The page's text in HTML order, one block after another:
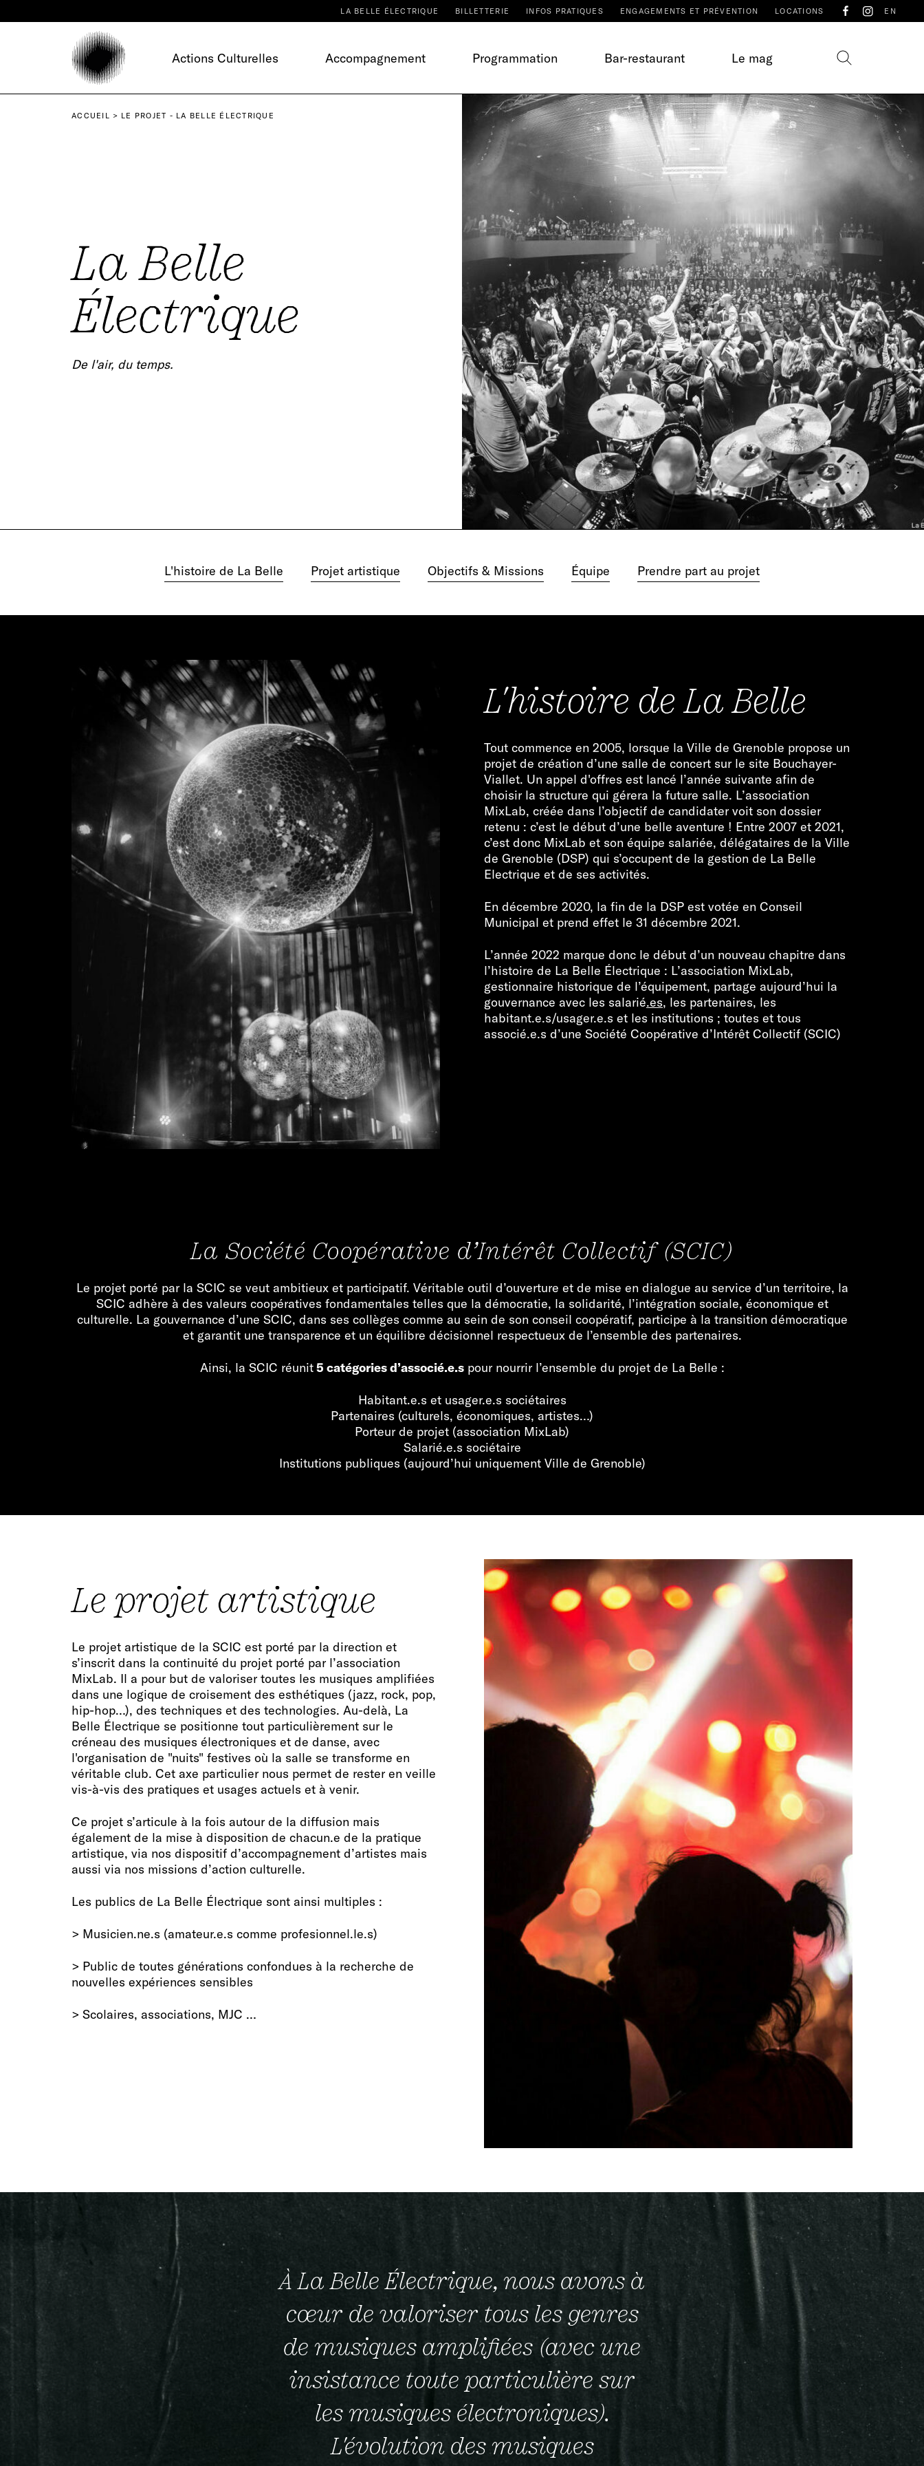
LA BELLE ÉLECTRIQUE BILLETTERIE INFOS PRATIQUES ENGAGEMENTS ET PRÉVENTION LOCATIONS EN
Actions Culturelles Accompagnement Programmation Bar-restaurant Le mag
ACCUEIL LE PROJET - LA BELLE ÉLECTRIQUE
La Belle
Électrique
De l'air, du temps.
L'histoire de La Belle Projet artistique Objectifs & Missions Équipe Prendre part au projet
L'histoire de La Belle
Tout commence en 2005, lorsque la Ville de Grenoble propose un
projet de création d’une salle de concert sur le site Bouchayer-
Viallet. Un appel d'offres est lancé l’année suivante afin de
choisir la structure qui gérera la future salle. L’association
MixLab, créée dans l’objectif de candidater voit son dossier
retenu : c’est le début d’une belle aventure ! Entre 2007 et 2021,
c’est donc MixLab et son équipe salariée, délégataires de la Ville
de Grenoble (DSP) qui s’occupent de la gestion de La Belle
Electrique et de ses activités.
En décembre 2020, la fin de la DSP est votée en Conseil
Municipal et prend effet le 31 décembre 2021.
L’année 2022 marque donc le début d’un nouveau chapitre dans
l’histoire de La Belle Électrique : L’association MixLab,
gestionnaire historique de l’équipement, partage aujourd’hui la
gouvernance avec les salarié.es, les partenaires, les
habitant.e.s/usager.e.s et les institutions ; toutes et tous
associé.e.s d’une Société Coopérative d’Intérêt Collectif (SCIC)
La Société Coopérative d’Intérêt Collectif (SCIC)
Le projet porté par la SCIC se veut ambitieux et participatif. Véritable outil d’ouverture et de mise en dialogue au service d’un territoire, la
SCIC adhère à des valeurs coopératives fondamentales telles que la démocratie, la solidarité, l’intégration sociale, économique et
culturelle. La gouvernance d’une SCIC, dans ses collèges comme au sein de son conseil coopératif, participe à la transition démocratique
et garantit une transparence et un équilibre décisionnel respectueux de l’ensemble des partenaires.
Ainsi, la SCIC réunit5 catégories d’associé.e.spour nourrir l’ensemble du projet de La Belle :
Habitant.e.s et usager.e.s sociétaires
Partenaires (culturels, économiques, artistes…)
Porteur de projet (association MixLab)
Salarié.e.s sociétaire
Institutions publiques (aujourd’hui uniquement Ville de Grenoble)
Le projet artistique
Le projet artistique de la SCIC est porté par la direction et
s’inscrit dans la continuité du projet porté par l’association
MixLab. Il a pour but de valoriser toutes les musiques amplifiées
dans une logique de croisement des esthétiques (jazz, rock, pop,
hip-hop…), des techniques et des technologies. Au-delà, La
Belle Électrique se positionne tout particulièrement sur le
créneau des musiques électroniques et de danse, avec
l'organisation de "nuits" festives où la salle se transforme en
véritable club. Cet axe particulier nous permet de rester en veille
vis-à-vis des pratiques et usages actuels et à venir.
Ce projet s’articule à la fois autour de la diffusion mais
également de la mise à disposition de chacun.e de la pratique
artistique, via nos dispositif d’accompagnement d’artistes mais
aussi via nos missions d’action culturelle.
Les publics de La Belle Électrique sont ainsi multiples :
> Musicien.ne.s (amateur.e.s comme profesionnel.le.s)
> Public de toutes générations confondues à la recherche de
nouvelles expériences sensibles
> Scolaires, associations, MJC …
À La Belle Électrique, nous avons à
cœur de valoriser tous les genres
de musiques amplifiées (avec une
insistance toute particulière sur
les musiques électroniques).
L'évolution des musiques